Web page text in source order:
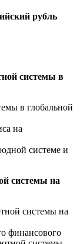
рубль
системы в
в глобальной
на
системе и
системы на
системы на
финансового